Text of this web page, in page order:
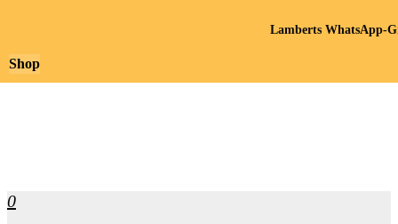
0
Shop
Lamberts WhatsApp-